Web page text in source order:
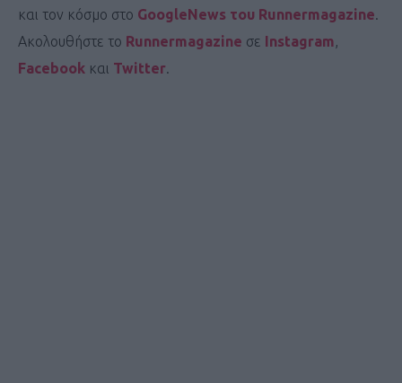
και τον κόσμο στο GoogleNews του Runnermagazine.
Ακολουθήστε το Runnermagazine σε Instagram,
Facebook και Twitter.